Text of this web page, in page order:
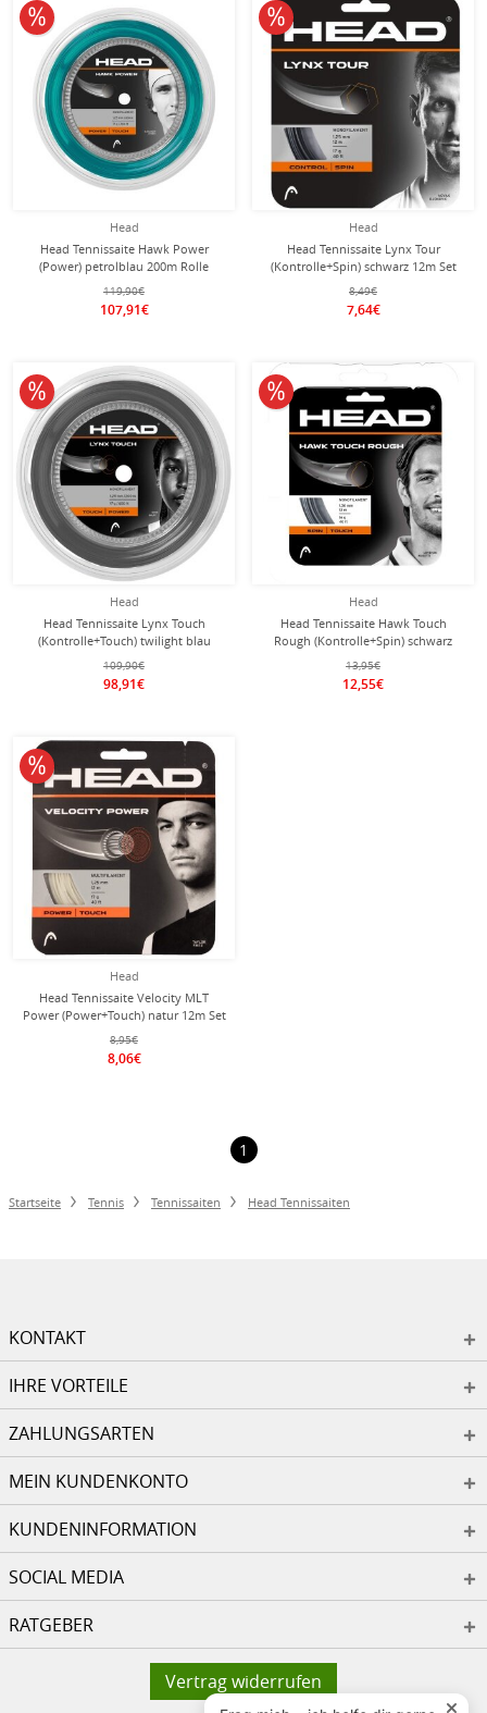
Head
Head Tennissaite Hawk Power
(Power) petrolblau 200m Rolle
119,90€
107,91€
10% reduziert
Head
Head Tennissaite Lynx Tour
(Kontrolle+Spin) schwarz 12m Set
8,49€
7,64€
10% reduziert
Head
Head Tennissaite Lynx Touch
(Kontrolle+Touch) twilight blau
200m Rolle
109,90€
98,91€
10% reduziert
Head
Head Tennissaite Hawk Touch
Rough (Kontrolle+Spin) schwarz
12m Set
13,95€
12,55€
10% reduziert
Head
Head Tennissaite Velocity MLT
Power (Power+Touch) natur 12m Set
8,95€
8,06€
10% reduziert
1
Startseite Tennis Tennissaiten Head Tennissaiten
KONTAKT
IHRE VORTEILE
ZAHLUNGSARTEN
MEIN KUNDENKONTO
KUNDENINFORMATION
SOCIAL MEDIA
RATGEBER
Vertrag widerrufen